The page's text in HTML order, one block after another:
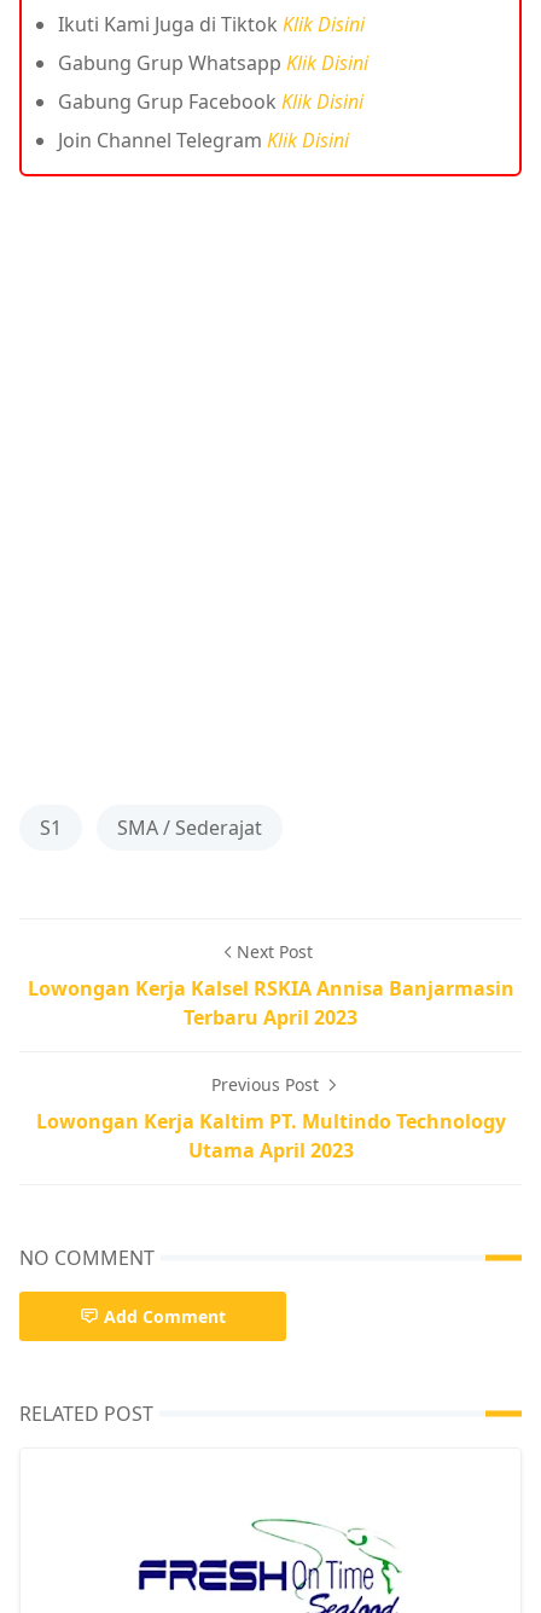
Ikuti Kami Juga di Tiktok Klik Disini
Gabung Grup Whatsapp Klik Disini
Gabung Grup Facebook Klik Disini
Join Channel Telegram Klik Disini
S1 SMA / Sederajat
Next Post
Lowongan Kerja Kalsel RSKIA Annisa Banjarmasin
Terbaru April 2023
Previous Post
Lowongan Kerja Kaltim PT. Multindo Technology
Utama April 2023
NO COMMENT
Add Comment
RELATED POST